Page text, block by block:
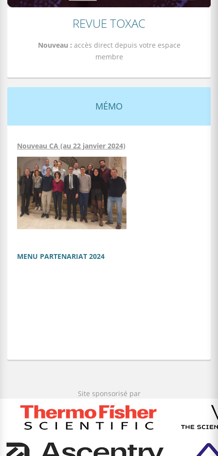
REVUE TOXAC
Nouveau : accès direct depuis votre espace
membre
MÉMO
Nouveau CA (au 22 janvier 2024)
MENU PARTENARIAT 2024
Site sponsorisé par